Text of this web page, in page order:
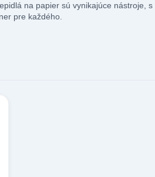
na papier sú vynikajúce nástroje,
pre každého.